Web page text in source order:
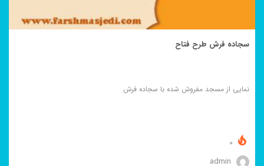
سجاده فرش طرح فتاح
نمایی از مسجد مفروش شده با سجاده فرش
admin